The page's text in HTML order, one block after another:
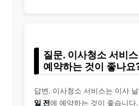
질문. 이사청소 서비
예약하는 것이 좋나요
답변. 이사청소 서비스는 이사
일 전에 예약하는 것이 좋습니다